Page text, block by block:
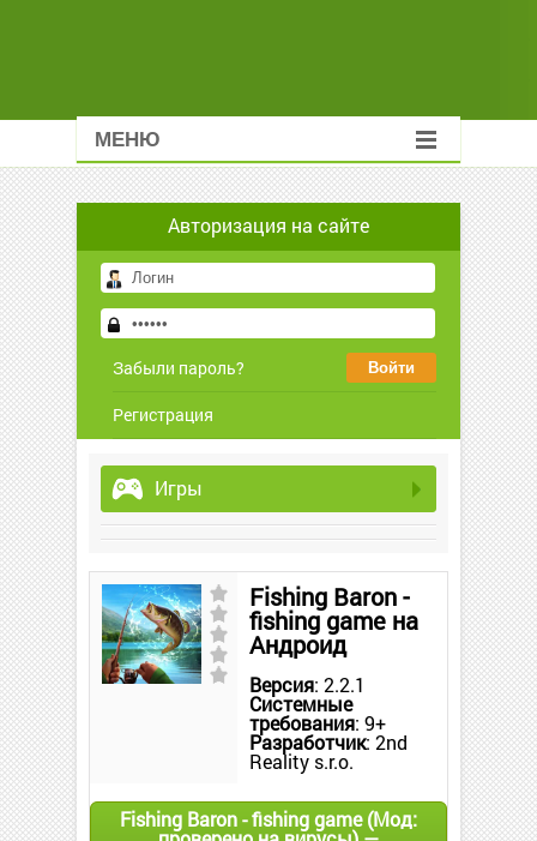
МЕНЮ
Авторизация на сайте
Забыли пароль?
Регистрация
Игры
Fishing Baron -
fishing game на
Андроид
Версия: 2.2.1
Системные
требования: 9+
Разработчик: 2nd
Reality s.r.o.
Fishing Baron - fishing game (Мод: